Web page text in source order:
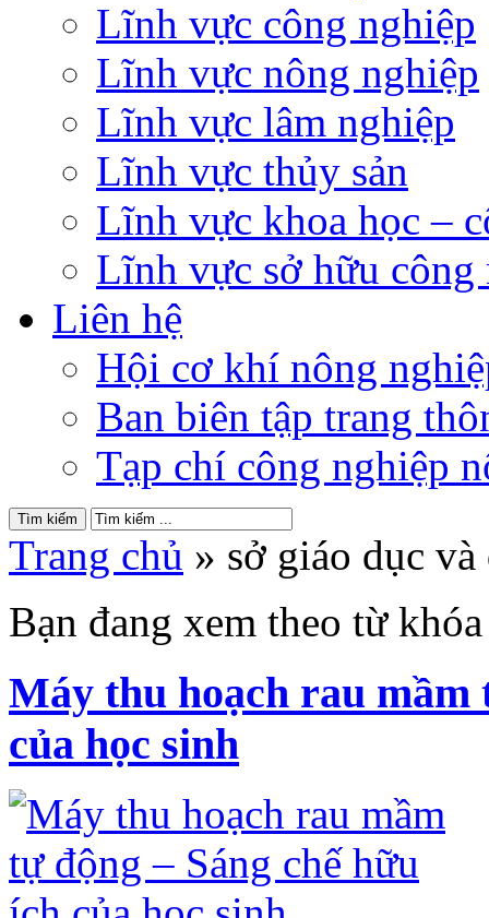
Lĩnh vực công nghiệp
Lĩnh vực nông nghiệp
Lĩnh vực lâm nghiệp
Lĩnh vực thủy sản
Lĩnh vực khoa học –
Lĩnh vực sở hữu công
Liên hệ
Hội cơ khí nông
Ban biên tập trang
Tạp chí công nghiệp
Trang chủ » sở giáo dục
Bạn đang xem theo từ
Máy thu hoạch rau mầm
của học sinh